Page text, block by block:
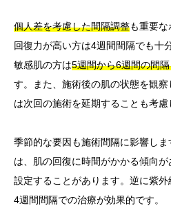
個人差を考慮した間隔調整も重要
回復力が高い方は4週間間隔でも十
敏感肌の方は5週間から6週間の間
す。また、施術後の肌の状態を観
は次回の施術を延期することも考慮
季節的な要因も施術間隔に影響し
は、肌の回復に時間がかかる傾向
設定することがあります。逆に紫
4週間間隔での治療が効果的です。